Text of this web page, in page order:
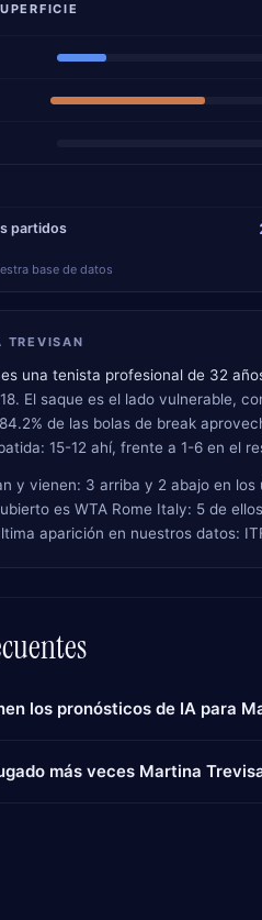
partidos
base de datos
TREVISAN
una tenista profesional de 32
El saque es el lado vulnerable,
de las bolas de break
15-12 ahí, frente a 1-6 en el
y vienen: 3 arriba y 2 abajo en
es WTA Rome Italy: 5 de
aparición en nuestros datos:
los pronósticos de IA para
más veces Martina